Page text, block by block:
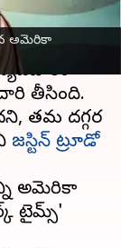
అమెరికా
దారి తీసింది.
తమ దగ్గర
జస్టిన్ ట్రూడో
అమెరికా
టైమ్స్‌'